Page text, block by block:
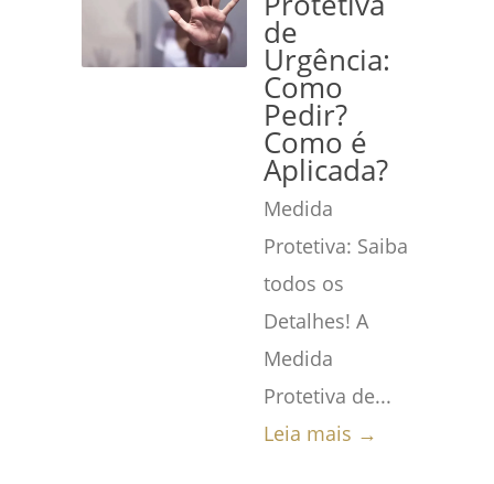
de
Urgência:
Como
Pedir?
Como é
Aplicada?
Medida
Protetiva: Saiba
todos os
Detalhes! A
Medida
Protetiva de...
Leia mais →